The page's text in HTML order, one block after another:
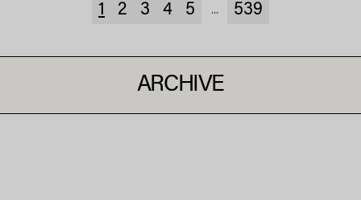
1 2 3 4 5 ... 539
ARCHIVE